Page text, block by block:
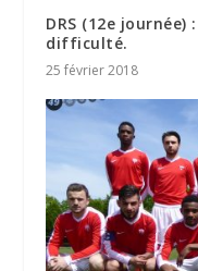
DRS (12e
difficulté.
25 février 2018